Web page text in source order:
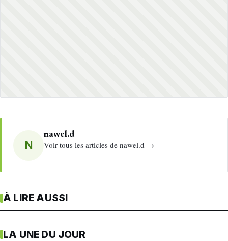
N
nawel.d
Voir tous les articles de nawel.d →
À LIRE AUSSI
LA UNE DU JOUR